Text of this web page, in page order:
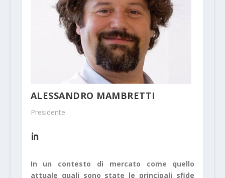
ALESSANDRO MAMBRETTI
Presidente
In un contesto di mercato come quello
attuale quali sono state le principali sfide